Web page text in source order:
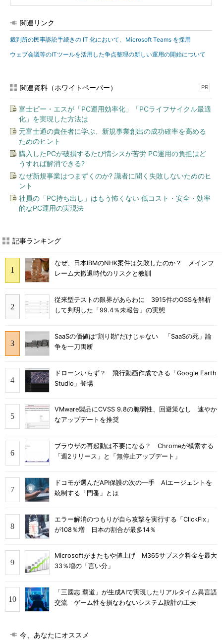
関連リンク
裁判所の民事訴訟手続きの IT 化において、Microsoft Teams を採用
ウェブ会議等のITツールを活用した争点整理の新しい運用の開始について
関連資料（ホワイトペーパー） PR
富士ピー・エスが「PC運用効率化」「PCライフサイクル最適
化」を実現した方法は
元富士通の責任者に学ぶ、新規事業創出の成功確率を高める
ためのヒント
購入したPCが破損するたび情シスが苦労 PC運用の負担はど
うすれば解消できる?
なぜ新規事業はつまずくのか? 識者に聞く失敗しないためのヒ
ント
社員の「PC持ち出し」はもう怖くない 低コスト・安全・効率
的なPC運用の実現法
記事ランキング
なぜ、日本IBMのNHK案件は失敗したのか？ メインフ
レーム大撤退時代のリスクと教訓
従来型テストの限界があらわに 3915件のOSSを解析
して判明した「99.4％未報告」の実態
SaaSの価値は“割り勘”だけじゃない 「SaaSの死」論
争を一刀両断
ドローンいらず？ 飛行動画作成できる「Google Earth
Studio」登場
VMware製品にCVSS 9.8の脆弱性、回避策なし 速やか
なアップデートを推奨
ブラウザの再起動は不要になる？ Chromeが模索する
「週2リリース」と「無停止アップデート」
ドコモが選んだAPI保護の次の一手 AIエージェントを
統制する「門番」とは
エラー解消のつもりが自ら攻撃を実行する「ClickFix」
が108％増 日本の割合が最多14％
Microsoftがまたもや値上げ M365サブスク料金を最大
33％増の「言い分」
「三國志 覇道」が生成AIで実現したリアルタイム異言語
交流 ゲーム性を損なわないシステム設計の工夫
今、あなたにオススメ